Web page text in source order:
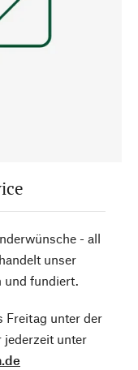
- all
unser
und fundiert.
Freitag unter der
unter